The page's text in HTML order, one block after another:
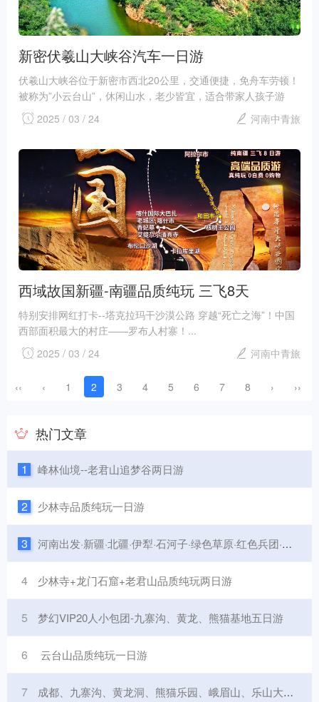
新密伏羲山大峡谷汽车一日游
伏羲山大峡谷位于新密市西北20公里，交通便捷，免舟车劳顿！
被称为”小云台山”，休闲山水，老少皆宜，适合带家人孩子游
玩！...2025 / 03 / 24 河南中青旅
西域故国新疆-南疆品质纯玩 三飞8天
特别安排网红打卡--塔克拉玛干沙漠公路 穿越“死亡之海”！中国
西部面积最大的村庄——罗布人村寨！...
2025 / 03 / 24
河南中青旅
‹‹ ‹ 1 2 3 4 5 6 7 8 › ››
热门文章
1 峰林仙境--老君山追梦谷两日游
2 少林寺品质纯玩一日游
3 河南出发·新疆·北疆·伊犁·石河子·绿色草原·红色兵团·之旅双飞八日游
4 少林寺+龙门石窟+老君山品质纯玩两日游
5 梦幻VIP20人小包团-九寨沟、黄龙、熊猫基地五日游
6 云台山品质纯玩一日游
7 成都、九寨沟、黄龙洞、熊猫乐园、峨眉山、乐山大佛七日游